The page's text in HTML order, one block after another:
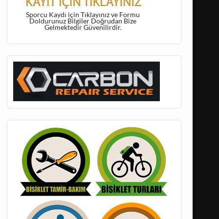
Sporcu Kaydı için Tıklayınız ve Formu
Doldurunuz Bilgiler Doğrudan Bize
Gelmektedir Güvenilirdir.